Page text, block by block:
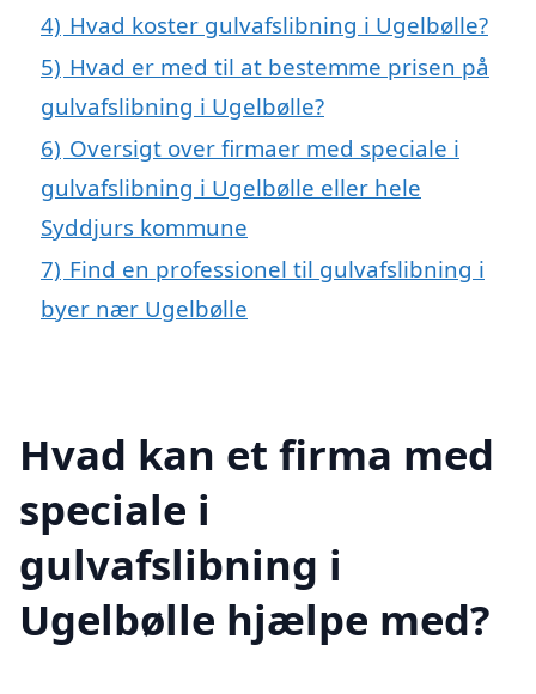
4) Hvad koster gulvafslibning i Ugelbølle?
5) Hvad er med til at bestemme prisen på
gulvafslibning i Ugelbølle?
6) Oversigt over firmaer med speciale i
gulvafslibning i Ugelbølle eller hele
Syddjurs kommune
7) Find en professionel til gulvafslibning i
byer nær Ugelbølle
Hvad kan et firma med
speciale i
gulvafslibning i
Ugelbølle hjælpe med?